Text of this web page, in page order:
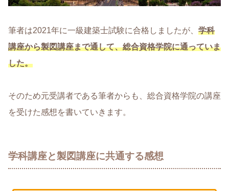
筆者は2021年に一級建築士試験に合格しましたが、 学科
講座から製図講座まで通して、総合資格学院に通っていま
した。
そのため元受講者である筆者からも、総合資格学院の講座
を受けた感想を書いていきます。
学科講座と製図講座に共通する感想